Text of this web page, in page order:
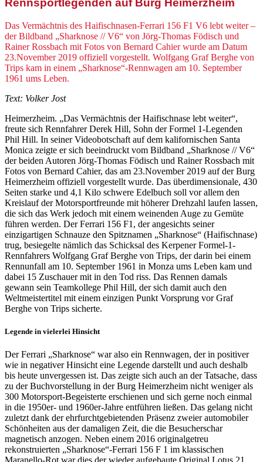
Rennsportlegenden auf Burg Heimerzheim
Das Vermächtnis des Haifischnasen-Ferrari 156 F1 V6 lebt weiter –
der Bildband „Sharknose // V6“ von Jörg-Thomas Födisch und
Rainer Rossbach mit Fotos von Bernard Cahier wurde am Datum
23.November 2019 offiziell vorgestellt. Wolfgang Graf Berghe von
Trips kam in einem „Sharknose“-Rennwagen am 10. September
1961 ums Leben.
Text: Volker Jost
Heimerzheim. „Das Vermächtnis der Haifischnase lebt weiter“,
freute sich Rennfahrer Derek Hill, Sohn der Formel 1-Legenden
Phil Hill. In seiner Videobotschaft auf dem kalifornischen Santa
Monica zeigte er sich beeindruckt vom Bildband „Shark­nose // V6“
der beiden Autoren Jörg-Thomas Födisch und Rainer Rossbach mit
Fotos von Bernard Cahier, das am 23.November 2019 auf der Burg
Heimerzheim offiziell vorgestellt wurde. Das überdimensionale, 430
Seiten starke und 4,1 Kilo schwere Edelbuch soll vor allem den
Kreislauf der Motorsportfreunde mit höherer Drehzahl laufen lassen,
die sich das Werk jedoch mit einem weinenden Auge zu Gemüte
führen werden. Der Ferrari 156 F1, der angesichts seiner
einzigartigen Schnauze den Spitznamen „Sharknose“ (Haifischnase)
trug, besiegelte nämlich das Schicksal des Kerpener Formel-1-
Rennfahrers Wolfgang Graf Berghe von Trips, der darin bei einem
Rennunfall am 10. September 1961 in Monza ums Leben kam und
dabei 15 Zuschauer mit in den Tod riss. Das Rennen damals
gewann sein Teamkollege Phil Hill, der sich damit auch den
Weltmeistertitel mit einem einzigen Punkt Vorsprung vor Graf
Berghe von Trips sicherte.
Legende in vielerlei Hinsicht
Der Ferrari „Sharknose“ war also ein Rennwagen, der in positiver
wie in negativer Hinsicht eine Legende darstellt und auch deshalb
bis heute unvergessen ist. Das zeigte sich auch an der Tatsache, dass
zu der Buchvorstellung in der Burg Heimerzheim nicht weniger als
300 Motorsport-Begeisterte erschienen und sich gerne noch einmal
in die 1950er- und 1960er-Jahre entführen ließen. Das gelang nicht
zuletzt dank der ehrfurchtgebietenden Präsenz zweier automobiler
Schönheiten aus der damaligen Zeit, die die Besucherschar
magnetisch anzogen. Neben einem 2016 originalgetreu
rekonstruierten „Sharknose“-Ferrari 156 F 1 im klassischen